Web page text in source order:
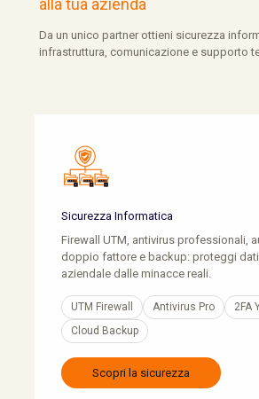
alla tua azienda
Da un unico partner ottieni sicurezza
infrastruttura, comunicazione e supporto
Sicurezza Informatica
Firewall UTM, antivirus professionali,
doppio fattore e backup: proteggi
aziendale dalle minacce reali.
UTM Firewall Antivirus Pro
2FA
Cloud Backup
Scopri la sicurezza